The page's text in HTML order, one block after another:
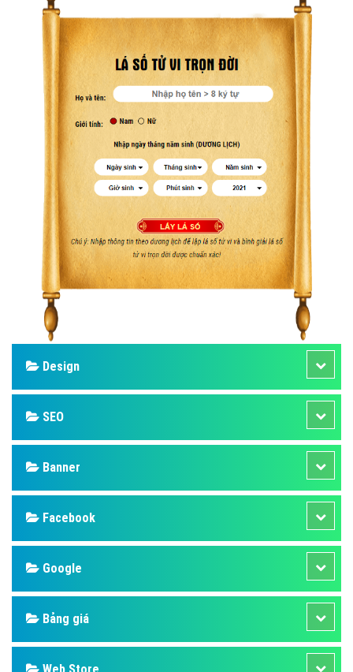
Design
SEO
Banner
Facebook
Google
Bảng giá